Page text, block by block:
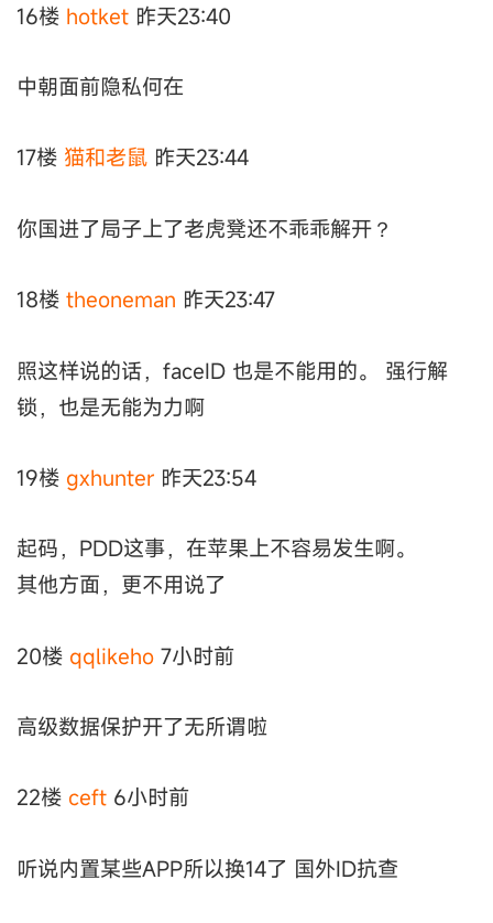
16楼 hotket 昨天23:40
中朝面前隐私何在
17楼 猫和老鼠 昨天23:44
你国进了局子上了老虎凳还不乖乖解开？
18楼 theoneman 昨天23:47
照这样说的话，faceID 也是不能用的。 强行解
锁，也是无能为力啊
19楼 gxhunter 昨天23:54
起码，PDD这事，在苹果上不容易发生啊。
其他方面，更不用说了
20楼 qqlikeho 7小时前
高级数据保护开了无所谓啦
22楼 ceft 6小时前
听说内置某些APP所以换14了 国外ID抗查